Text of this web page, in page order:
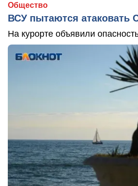
Общество
ВСУ пытаются атаковать
На курорте объявили